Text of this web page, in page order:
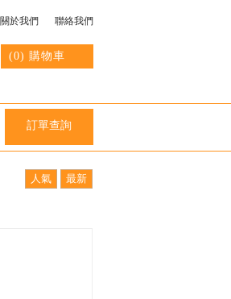
關於我們 聯絡我們
(0) 購物車
訂單查詢